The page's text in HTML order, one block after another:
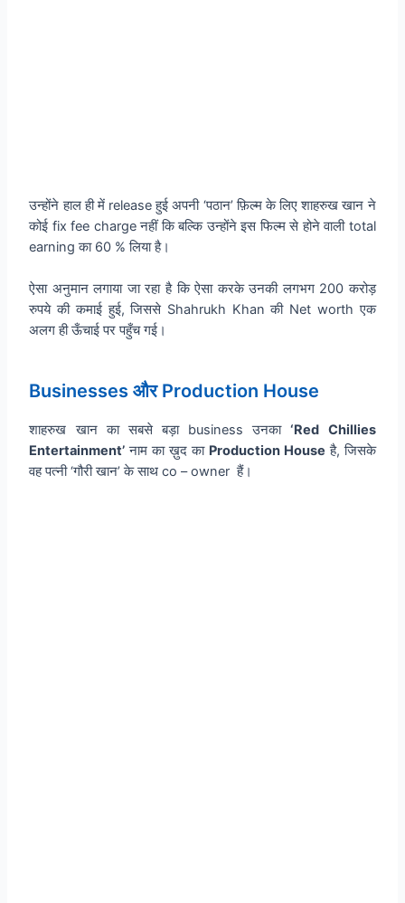
उन्होंने हाल ही में release हुई अपनी ‘पठान’ फ़िल्म के लिए शाहरुख खान ने
कोई fix fee charge नहीं कि बल्कि उन्होंने इस फिल्म से होने वाली total
earning का 60 % लिया है।
ऐसा अनुमान लगाया जा रहा है कि ऐसा करके उनकी लगभग 200 करोड़
रुपये की कमाई हुई, जिससे Shahrukh Khan की Net worth एक
अलग ही ऊँचाई पर पहुँच गई।
Businesses और Production House
शाहरुख खान का सबसे बड़ा business उनका‘Red Chillies
Entertainment’ नाम का ख़ुद का Production House है, जिसके
वह पत्नी ‘गौरी खान’ के साथ co – owner हैं।